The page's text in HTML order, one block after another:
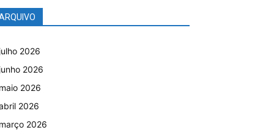
2026
2026
2026
2026
2026